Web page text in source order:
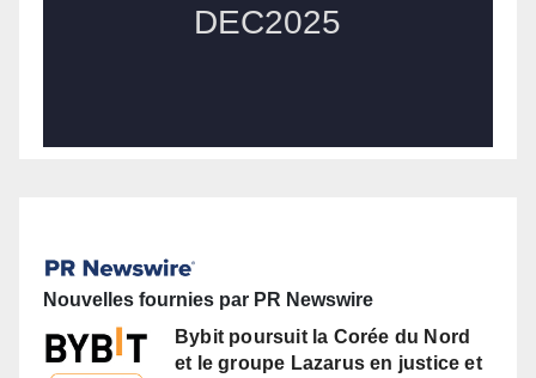
Nouvelles fournies par PR Newswire
Bybit poursuit la Corée du Nord
et le groupe Lazarus en justice et